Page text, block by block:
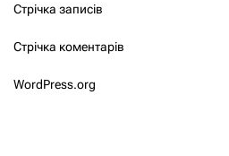
Стрічка записів
Стрічка коментарів
WordPress.org